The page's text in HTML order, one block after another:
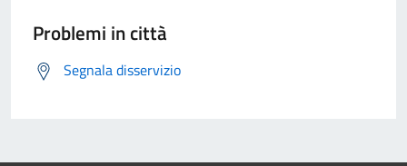
Problemi in città
Segnala disservizio